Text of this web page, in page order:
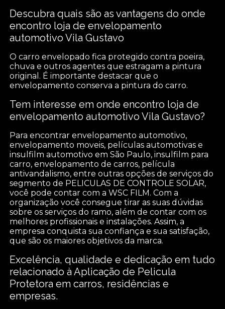
Descubra quais são as vantagens do onde
encontro loja de envelopamento
automotivo Vila Gustavo
O carro envelopado fica protegido contra poeira,
chuva e outros agentes que estragam a pintura
original. É importante destacar que o
envelopamento conserva a pintura do carro.
Tem interesse em onde encontro loja de
envelopamento automotivo Vila Gustavo?
Para encontrar envelopamento automotivo,
envelopamento moveis, películas automotivas e
insulfilm automotivo em São Paulo, insulfilm para
carro, envelopamento de carros, película
antivandalismo, entre outras opções de serviços do
segmento de PELICULAS DE CONTROLE SOLAR,
você pode contar com a WSC FILM. Com a
organização você consegue tirar as suas dúvidas
sobre os serviços do ramo, além de contar com os
melhores profissionais e instalações. Assim, a
empresa conquista sua confiança e sua satisfação,
que são os maiores objetivos da marca.
Excelência, qualidade e dedicação em tudo
relacionado à Aplicação de Pelicula
Protetora em carros, residências e
empresas.